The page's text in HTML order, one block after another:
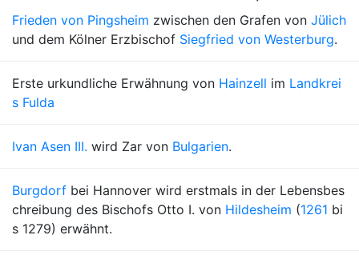
Frieden von Pingsheim zwischen den Grafen von Jülich
und dem Kölner Erzbischof Siegfried von Westerburg.
Erste urkundliche Erwähnung von Hainzell im Landkrei
s Fulda
Ivan Asen III. wird Zar von Bulgarien.
Burgdorf bei Hannover wird erstmals in der Lebensbes
chreibung des Bischofs Otto I. von Hildesheim (1261 bi
s 1279) erwähnt.